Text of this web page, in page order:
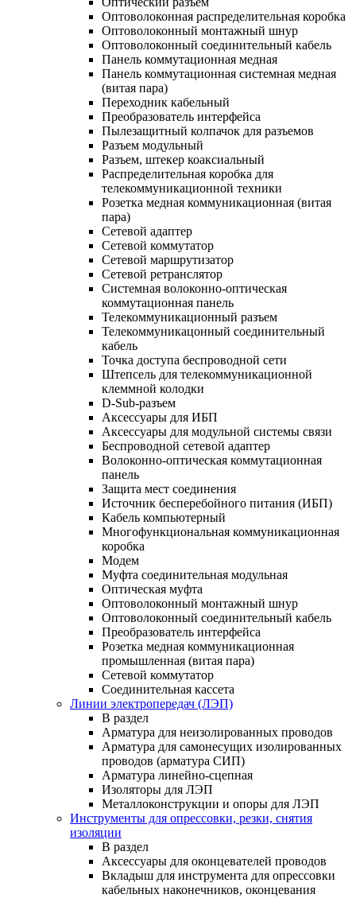
Оптоволоконная распределительная коробка
Оптоволоконный монтажный шнур
Оптоволоконный соединительный кабель
Панель коммутационная медная
Панель коммутационная системная медная
(витая пара)
Переходник кабельный
Преобразователь интерфейса
Пылезащитный колпачок для разъемов
Разъем модульный
Разъем, штекер коаксиальный
Распределительная коробка для
телекоммуникационной техники
Розетка медная коммуникационная (витая
пара)
Сетевой адаптер
Сетевой коммутатор
Сетевой маршрутизатор
Сетевой ретранслятор
Системная волоконно-оптическая
коммутационная панель
Телекоммуникационный разъем
Телекоммуникацонный соединительный
кабель
Точка доступа беспроводной сети
Штепсель для телекоммуникационной
клеммной колодки
D-Sub-разъем
Аксессуары для ИБП
Аксессуары для модульной системы связи
Беспроводной сетевой адаптер
Волоконно-оптическая коммутационная
панель
Защита мест соединения
Источник бесперебойного питания (ИБП)
Кабель компьютерный
Многофункциональная коммуникационная
коробка
Модем
Муфта соединительная модульная
Оптическая муфта
Оптоволоконный монтажный шнур
Оптоволоконный соединительный кабель
Преобразователь интерфейса
Розетка медная коммуникационная
промышленная (витая пара)
Сетевой коммутатор
Соединительная кассета
Линии электропередач (ЛЭП)
В раздел
Арматура для неизолированных проводов
Арматура для самонесущих изолированных
проводов (арматура СИП)
Арматура линейно-сцепная
Изоляторы для ЛЭП
Металлоконструкции и опоры для ЛЭП
Инструменты для опрессовки, резки, снятия
изоляции
В раздел
Аксессуары для оконцевателей проводов
Вкладыш для инструмента для опрессовки
кабельных наконечников, оконцевания